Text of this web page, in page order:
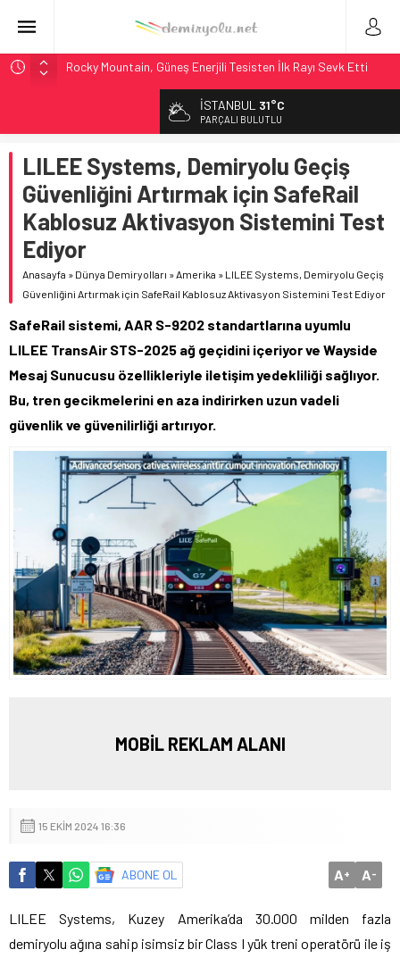
Rocky Mountain, Güneş Enerjili Tesisten İlk Rayı Sevk Etti
AAR, MIT ve Berkeley Dahil 4 Üniversiteyle Araştırma
Konsorsiyumu Başlattı
Long Beach Limanı’na 58 Milyon Dolarlık Yeşil Yatırım Ödülü
Madrid 6. Hat 2027’de Sürücüsüz: Kapasite %70 Artacak
NJ Transit’ten Tarihi Bütçe: 46 Yılın Rekoru Onaylandı
İSTANBUL 31°C
PARÇALI BULUTLU
LILEE Systems, Demiryolu Geçiş
Güvenliğini Artırmak için SafeRail
Kablosuz Aktivasyon Sistemini Test
Ediyor
Anasayfa » Dünya Demiryolları »Amerika » LILEE Systems, Demiryolu Geçiş
Güvenliğini Artırmak için SafeRail Kablosuz Aktivasyon Sistemini Test Ediyor
SafeRail sistemi, AAR S-9202 standartlarına uyumlu
LILEE TransAir STS-2025 ağ geçidini içeriyor ve Wayside
Mesaj Sunucusu özellikleriyle iletişim yedekliliği sağlıyor.
Bu, tren gecikmelerini en aza indirirken uzun vadeli
güvenlik ve güvenilirliği artırıyor.
MOBİL REKLAM ALANI
15 EKIM 2024 16:36
ABONE OL A+ A-
LILEE Systems, Kuzey Amerika’da 30.000 milden fazla
demiryolu ağına sahip isimsiz bir Class I yük treni operatörü ile iş